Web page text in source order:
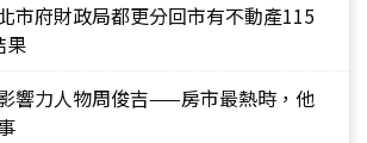
市府財政局都更分回市有不動產115
果
響力人物周俊吉——房市最熱時，他